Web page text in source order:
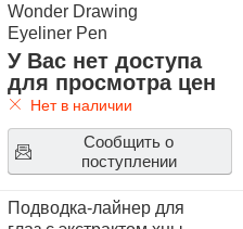
Wonder Drawing
Eyeliner Pen
У Вас нет доступа
для просмотра цен
Нет в наличии
Сообщить о
поступлении
Подводка-лайнер для